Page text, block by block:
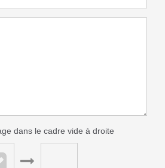
dans le cadre vide à droite